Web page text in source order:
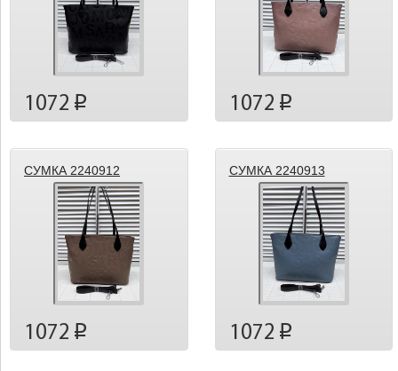
1072 p 1072 p
СУМКА 2240912
1072 p
СУМКА 2240913
1072 p